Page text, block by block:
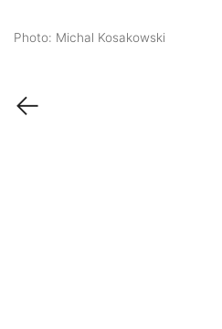
Photo: Michal Kosakowski
←